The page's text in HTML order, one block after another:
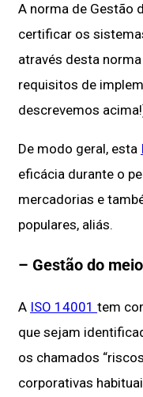
A norma de Gestão
certificar os
através desta
requisitos de
descrevemos
De modo geral, esta
eficácia durante o
mercadorias e
populares, aliás.
– Gestão do
A ISO 14001 tem
que sejam
os chamados
corporativas